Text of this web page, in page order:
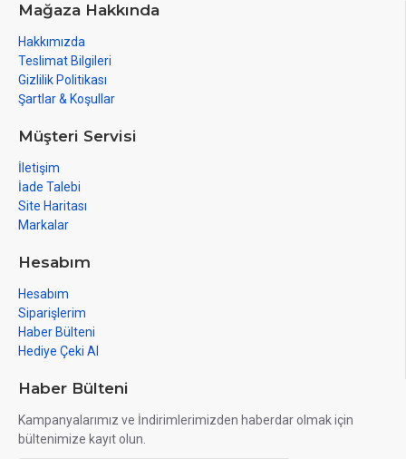
Mağaza Hakkında
Hakkımızda
Teslimat Bilgileri
Gizlilik Politikası
Şartlar & Koşullar
Müşteri Servisi
İletişim
İade Talebi
Site Haritası
Markalar
Hesabım
Hesabım
Siparişlerim
Haber Bülteni
Hediye Çeki Al
Haber Bülteni
Kampanyalarımız ve İndirimlerimizden haberdar olmak için
bültenimize kayıt olun.